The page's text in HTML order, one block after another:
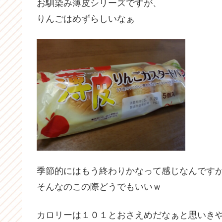
お馴染み薄皮シリーズですが、
りんごはめずらしいなぁ
季節的にはもう終わりかなって感じなんですが
そんなのこの際どうでもいいｗ
カロリーは１０１とおさえめだなぁと思いきや